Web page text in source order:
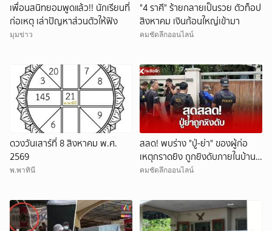
เพื่อนสนิทยอมพูดแล้ว!! นักเรียนที่
ก่อเหตุ เล่าปัญหาส่วนตัวให้ฟัง
มุมข่าว
"4 ราศี" ร้ายกลายเป็นรวย ตัวท็อป
สิงหาคม เงินก้อนใหญ่เข้ามา
คมชัดลึกออนไลน์
ดวงวันเสาร์ที่ 8 สิงหาคม พ.ศ.
2569
พ.พาทินี
สลด! พบร่าง "ปู่-ย่า" ของผู้ก่อ
เหตุกราดยิง ถูกยิงดับภายในบ้าน
พัก
คมชัดลึกออนไลน์